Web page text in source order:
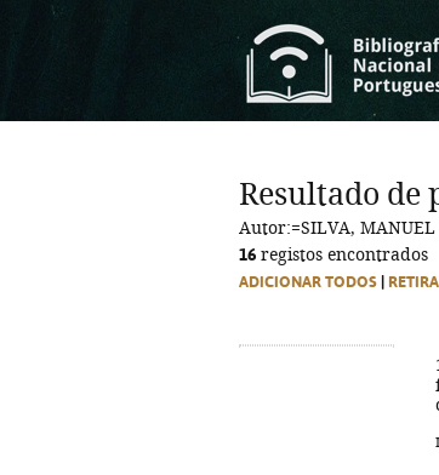
Resultado de
Autor:=SILVA, MANUEL
16 registos encontrados
ADICIONAR TODOS